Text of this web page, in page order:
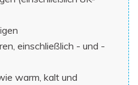
einschließlich - und -
warm, kalt und